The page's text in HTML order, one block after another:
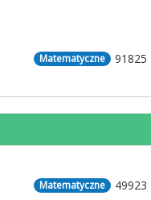
91825
Matematyczne
49923
Matematyczne